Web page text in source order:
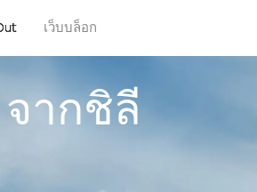
เว็บบล็อก
ากชิลี